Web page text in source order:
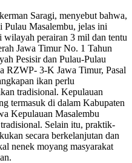
Saragi, menyebut bahwa,
Pulau Masalembu, jelas ini
perairan 3 mil dan tentu
Jawa Timur No. 1 Tahun
Pesisir dan Pulau-Pulau
RZWP- 3-K Jawa Timur, Pasal
ikan perlu
tradisional. Kepulauan
termasuk di dalam Kabupaten
Kepulauan Masalembu
Selain itu, praktik-
secara berkelanjutan dan
nenek moyang masyarakat